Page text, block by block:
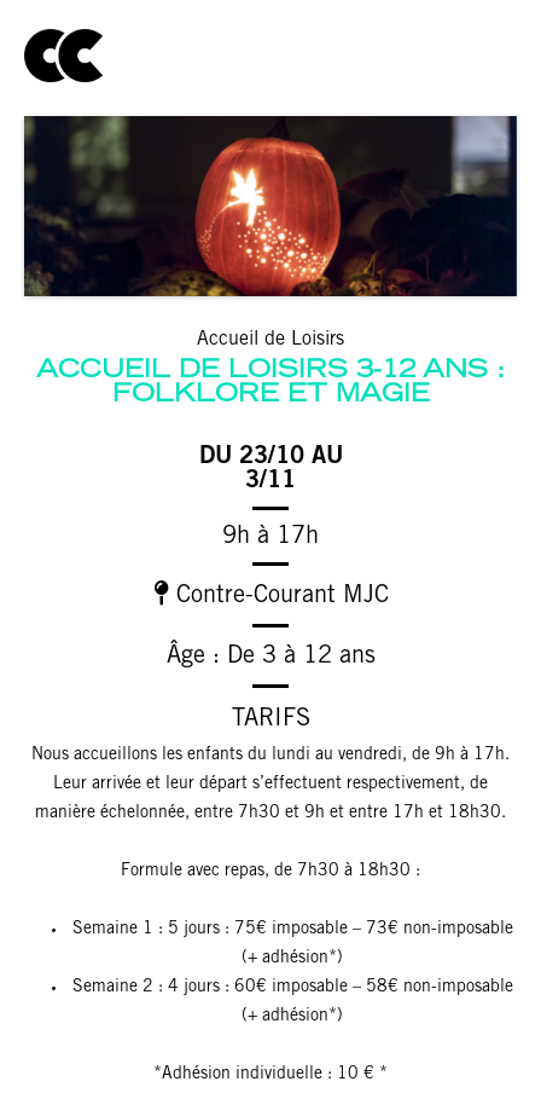
Accueil de Loisirs
ACCUEIL DE LOISIRS 3-12 ANS :
FOLKLORE ET MAGIE
DU 23/10 AU
3/11
9h à 17h
Contre-Courant MJC
Âge : De 3 à 12 ans
TARIFS
Nous accueillons les enfants du lundi au vendredi, de 9h à 17h.
Leur arrivée et leur départ s’effectuent respectivement, de
manière échelonnée, entre 7h30 et 9h et entre 17h et 18h30.
Formule avec repas, de 7h30 à 18h30 :
Semaine 1 : 5 jours : 75€ imposable – 73€ non-imposable
(+ adhésion*)
Semaine 2 : 4 jours : 60€ imposable – 58€ non-imposable
(+ adhésion*)
*Adhésion individuelle : 10 € *